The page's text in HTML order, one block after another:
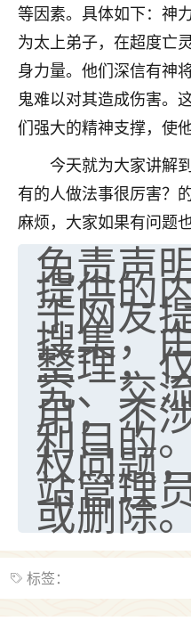
等因素。具体如下：神
为太上弟子，在超度亡
身力量。他们深信有神
鬼难以对其造成伤害。
们强大的精神支撑，使他
今天就为大家讲解
有的人做法事很厉害？
麻烦，大家如果有问题
免责声
提供的
于网友
搜集，
整理，
究、交
用，不
利目的
权问题
站管理
或删除
标签：
优秀的张同学
老师收徒吗？？我对
2天前 来自山西